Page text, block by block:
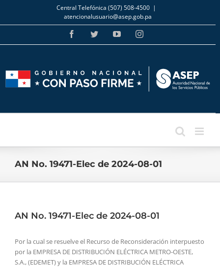
Skip
to
content
Central Telefónica (507) 508-4500 |
atencionalusuario@asep.gob.pa
FacebookTwitterYouTubeInstagram
AN No. 19471-Elec de 2024-08-01
AN No. 19471-Elec de 2024-08-01
Por la cual se resuelve el Recurso de Reconsideración interpuesto
por la EMPRESA DE DISTRIBUCIÓN ELÉCTRICA METRO-OESTE,
S.A., (EDEMET) y la EMPRESA DE DISTRIBUCIÓN ELÉCTRICA